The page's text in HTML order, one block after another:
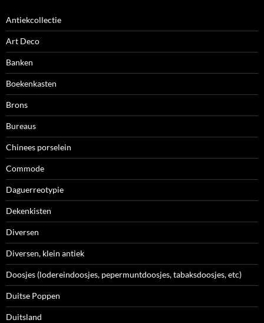
Antiekcollectie
Art Deco
Banken
Boekenkasten
Brons
Bureaus
Chinees porselein
Commode
Daguerreotypie
Dekenkisten
Diversen
Diversen, klein antiek
Doosjes (lodereindoosjes, pepermuntdoosjes, tabaksdoosjes, etc)
Duitse Poppen
Duitsland